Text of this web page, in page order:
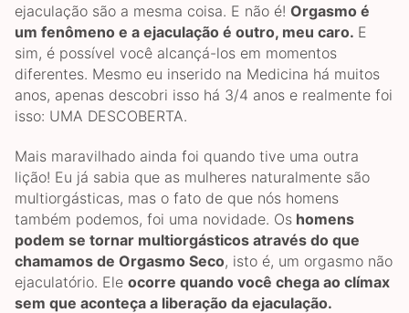
ejaculação são a mesma coisa. E não é! Orgasmo é
um fenômeno e a ejaculação é outro, meu caro. E
sim, é possível você alcançá-los em momentos
diferentes. Mesmo eu inserido na Medicina há muitos
anos, apenas descobri isso há 3/4 anos e realmente foi
isso: UMA DESCOBERTA.
Mais maravilhado ainda foi quando tive uma outra
lição! Eu já sabia que as mulheres naturalmente são
multiorgásticas, mas o fato de que nós homens
também podemos, foi uma novidade. Os homens
podem se tornar multiorgásticos através do que
chamamos de Orgasmo Seco, isto é, um orgasmo não
ejaculatório. Ele ocorre quando você chega ao clímax
sem que aconteça a liberação da ejaculação.